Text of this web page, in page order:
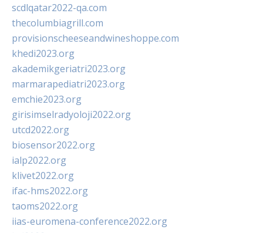
scdlqatar2022-qa.com
thecolumbiagrill.com
provisionscheeseandwineshoppe.com
khedi2023.org
akademikgeriatri2023.org
marmarapediatri2023.org
emchie2023.org
girisimselradyoloji2022.org
utcd2022.org
biosensor2022.org
ialp2022.org
klivet2022.org
ifac-hms2022.org
taoms2022.org
iias-euromena-conference2022.org